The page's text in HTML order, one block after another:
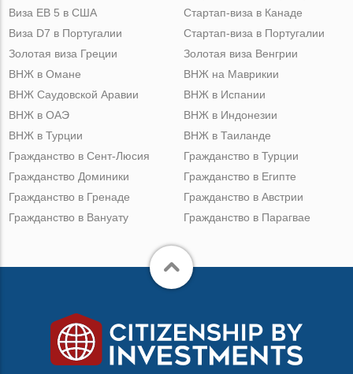
Виза ЕВ 5 в США
Виза D7 в Португалии
Золотая виза Греции
Стартап-виза в Канаде
Стартап-виза в Португалии
Золотая виза Венгрии
ВНЖ в Омане
ВНЖ Саудовской Аравии
ВНЖ в ОАЭ
ВНЖ в Турции
ВНЖ на Маврикии
ВНЖ в Испании
ВНЖ в Индонезии
ВНЖ в Таиланде
Гражданство в Сент-Люсия
Гражданство Доминики
Гражданство в Гренаде
Гражданство в Вануату
Гражданство в Турции
Гражданство в Египте
Гражданство в Австрии
Гражданство в Парагвае